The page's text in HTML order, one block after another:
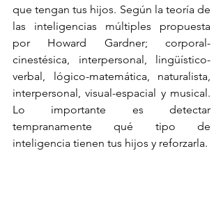
que tengan tus hijos. Según la teoría de
las inteligencias múltiples propuesta
por Howard Gardner; corporal-
cinestésica, interpersonal, lingüístico-
verbal, lógico-matemática, naturalista,
interpersonal, visual-espacial y musical.
Lo importante es detectar
tempranamente qué tipo de
inteligencia tienen tus hijos y reforzarla.